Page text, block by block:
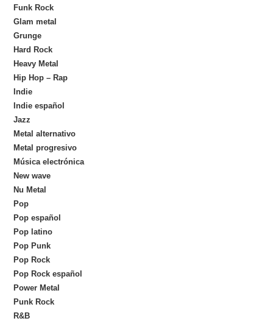
Funk Rock
Glam metal
Grunge
Hard Rock
Heavy Metal
Hip Hop – Rap
Indie
Indie español
Jazz
Metal alternativo
Metal progresivo
Música electrónica
New wave
Nu Metal
Pop
Pop español
Pop latino
Pop Punk
Pop Rock
Pop Rock español
Power Metal
Punk Rock
R&B